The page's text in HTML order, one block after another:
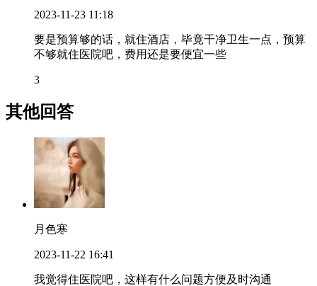
2023-11-23 11:18
要是预算够的话，就住酒店，毕竟干净卫生一点，预算
不够就住医院吧，费用还是要便宜一些
3
其他回答
月色寒
2023-11-22 16:41
我觉得住医院吧，这样有什么问题方便及时沟通